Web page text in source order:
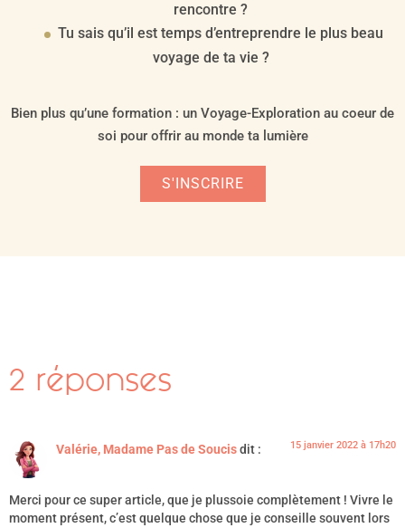
rencontre ?
Tu sais qu’il est temps d’entreprendre le plus beau
voyage de ta vie ?
Bien plus qu’une formation : un Voyage-Exploration au coeur de
soi pour offrir au monde ta lumière
S'INSCRIRE
2 réponses
Valérie, Madame Pas de Soucisdit : 15 janvier 2022 à 17h20
Merci pour ce super article, que je plussoie complètement ! Vivre le
moment présent, c’est quelque chose que je conseille souvent lors